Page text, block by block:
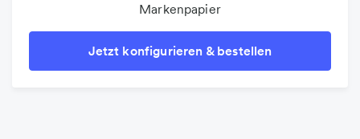
Markenpapier
Jetzt konfigurieren & bestellen